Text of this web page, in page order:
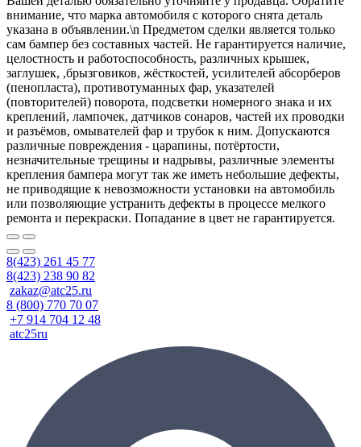
внимание, что марка автомобиля с которого снята деталь
указана в объявлении.\n Предметом сделки является только
сам бампер без составных частей. Не гарантируется наличие,
целостность и работоспособность, различных крышек,
заглушек, ,брызговиков, жёсткостей, усилителей абсорберов
(пенопласта), противотуманных фар, указателей
(повторителей) поворота, подсветки номерного знака и их
креплений, лампочек, датчиков сонаров, частей их проводки
и разъёмов, омывателей фар и трубок к ним. Допускаются
различные повреждения - царапины, потёртости,
незначительные трещины и надрывы, различные элементы
крепления бампера могут так же иметь небольшие дефекты,
не приводящие к невозможности установки на автомобиль
или позволяющие устранить дефекты в процессе мелкого
ремонта и перекраски. Попадание в цвет не гарантируется.
8(423) 261 45 77
8(423) 238 90 82
zakaz@atc25.ru
8 (800) 770 70 07
+7 914 704 12 48
atc25ru